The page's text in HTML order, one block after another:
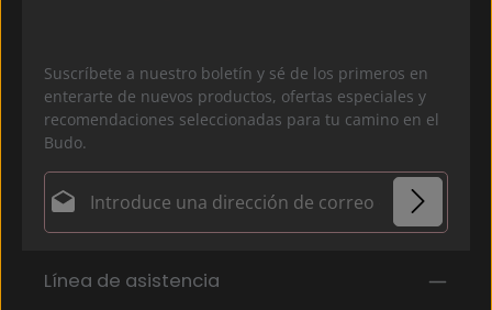
Suscríbete a nuestro boletín y sé de los primeros en
enterarte de nuevos productos, ofertas especiales y
recomendaciones seleccionadas para tu camino en el
Budo.
Dirección de correo electrónico*
Al seleccionar continuar, confirmas que has leído
Los campos marcados con un asterisco (*) son
obligatorios.
Línea de asistencia